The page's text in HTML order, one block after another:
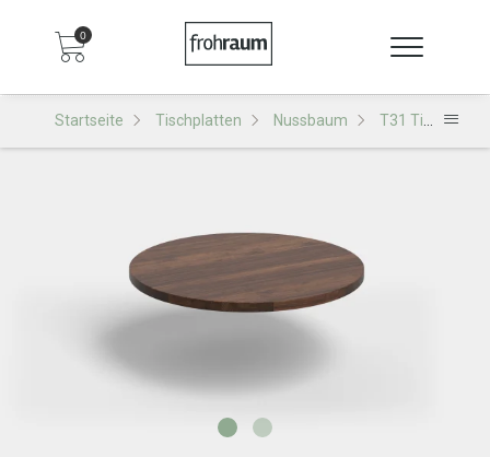
0
Startseite Tischplatten Nussbaum T31 Tischplatte